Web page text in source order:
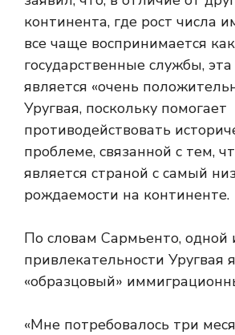
континента, где рост числа
все чаще воспринимается
государственные службы,
является «очень
Уругвая, поскольку помогает
противодействовать
проблеме, связанной с тем,
является страной с самый
рождаемости на континенте.
По словам Сармьенто, одной
привлекательности Уругвая
«образцовый»
«Мне потребовалось три